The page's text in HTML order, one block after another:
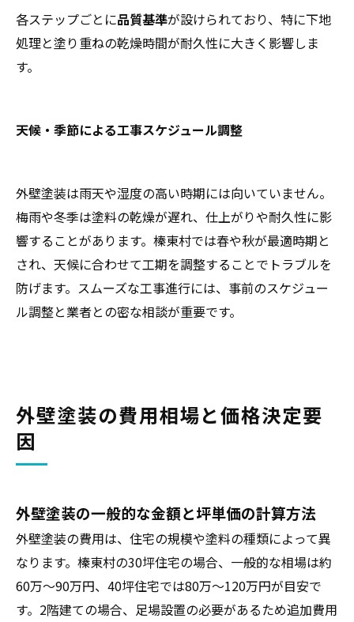
各ステップごとに品質基準が設けられており、特に下地
処理と塗り重ねの乾燥時間が耐久性に大きく影響しま
す。
天候・季節による工事スケジュール調整
外壁塗装は雨天や湿度の高い時期には向いていません。
梅雨や冬季は塗料の乾燥が遅れ、仕上がりや耐久性に影
響することがあります。榛東村では春や秋が最適時期と
され、天候に合わせて工期を調整することでトラブルを
防げます。スムーズな工事進行には、事前のスケジュー
ル調整と業者との密な相談が重要です。
外壁塗装の費用相場と価格決定要
因
外壁塗装の一般的な金額と坪単価の計算方法
外壁塗装の費用は、住宅の規模や塗料の種類によって異
なります。榛東村の30坪住宅の場合、一般的な相場は約
60万～90万円、40坪住宅では80万～120万円が目安で
す。2階建ての場合、足場設置の必要があるため追加費用